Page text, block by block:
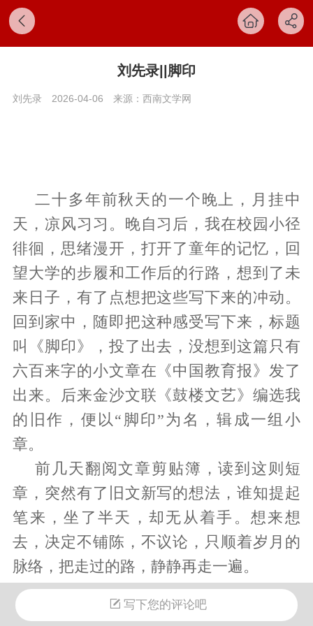
刘先录||脚印
刘先录 2026-04-06 来源：西南文学网
二十多年前秋天的一个晚上，月挂中
天，凉风习习。晚自习后，我在校园小径
徘徊，思绪漫开，打开了童年的记忆，回
望大学的步履和工作后的行路，想到了未
来日子，有了点想把这些写下来的冲动。
回到家中，随即把这种感受写下来，标题
叫《脚印》，投了出去，没想到这篇只有
六百来字的小文章在《中国教育报》发了
出来。后来金沙文联《鼓楼文艺》编选我
的旧作，便以“脚印”为名，辑成一组小
章。
前几天翻阅文章剪贴簿，读到这则短
章，突然有了旧文新写的想法，谁知提起
笔来，坐了半天，却无从着手。想来想
去，决定不铺陈，不议论，只顺着岁月的
脉络，把走过的路，静静再走一遍。
我的脚印，最早落在故乡的泥土上。黔
西北一个彝汉杂居的山寨里，山高坡陡，
写下您的评论吧